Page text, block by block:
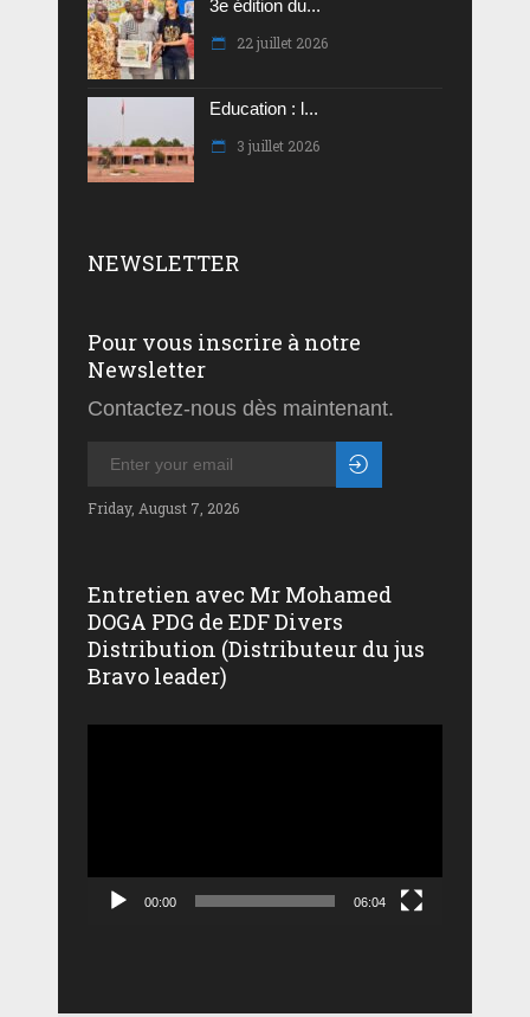
3e édition du...
22 juillet 2026
Education : l...
3 juillet 2026
NEWSLETTER
Pour vous inscrire à notre
Newsletter
Contactez-nous dès maintenant.
Friday, August 7, 2026
Entretien avec Mr Mohamed
DOGA PDG de EDF Divers
Distribution (Distributeur du jus
Bravo leader)
00:00 06:04